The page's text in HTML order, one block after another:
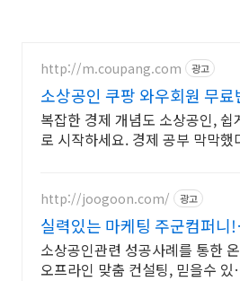
http://m.coupang.com 광고
소상공인 쿠팡 와우회원 무료
복잡한 경제 개념도 소상공인,
로 시작하세요. 경제 공부 막막했
http://joogoon.com/ 광고
실력있는 마케팅 주군컴퍼니!
광고 성과는 톡톡히!
소상공인관련 성공사례를 통한
오프라인 맞춤 컨설팅, 믿을수 있